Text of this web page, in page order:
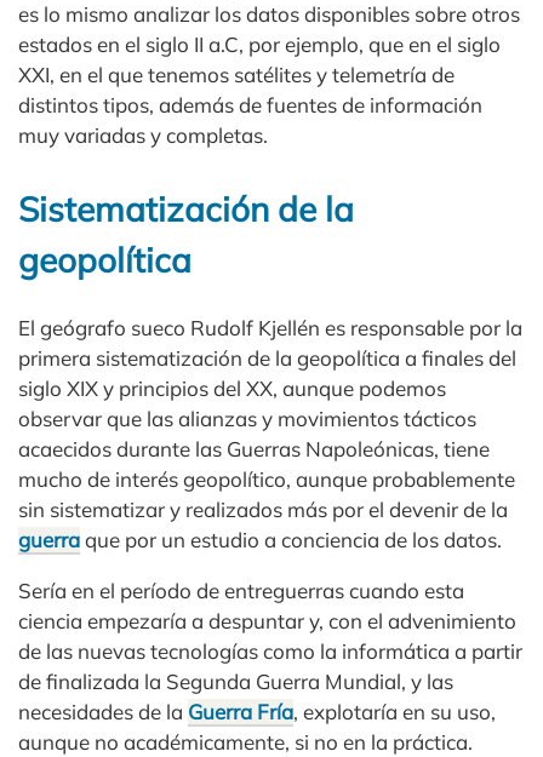
es lo mismo analizar los datos disponibles sobre otros
estados en el siglo II a.C, por ejemplo, que en el siglo
XXI, en el que tenemos satélites y telemetría de
distintos tipos, además de fuentes de información
muy variadas y completas.
Sistematización de la
geopolítica
El geógrafo sueco Rudolf Kjellén es responsable por la
primera sistematización de la geopolítica a finales del
siglo XIX y principios del XX, aunque podemos
observar que las alianzas y movimientos tácticos
acaecidos durante las Guerras Napoleónicas, tiene
mucho de interés geopolítico, aunque probablemente
sin sistematizar y realizados más por el devenir de la
guerraque por un estudio a conciencia de los datos.
Sería en el período de entreguerras cuando esta
ciencia empezaría a despuntar y, con el advenimiento
de las nuevas tecnologías como la informática a partir
de finalizada la Segunda Guerra Mundial, y las
necesidades de la Guerra Fría, explotaría en su uso,
aunque no académicamente, si no en la práctica.